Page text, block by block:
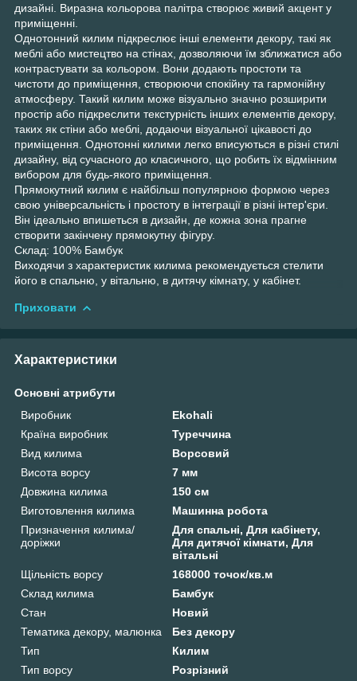
дизайні. Виразна кольорова палітра створює живий акцент у
приміщенні.
Однотонний килим підкреслює інші елементи декору, такі як
меблі або мистецтво на стінах, дозволяючи їм зближатися або
контрастувати за кольором. Вони додають простоти та
чистоти до приміщення, створюючи спокійну та гармонійну
атмосферу. Такий килим може візуально значно розширити
простір або підкреслити текстурність інших елементів декору,
таких як стіни або меблі, додаючи візуальної цікавості до
приміщення. Однотонні килими легко вписуються в різні стилі
дизайну, від сучасного до класичного, що робить їх відмінним
вибором для будь-якого приміщення.
Прямокутний килим є найбільш популярною формою через
свою універсальність і простоту в інтеграції в різні інтер'єри.
Він ідеально впишеться в дизайн, де кожна зона прагне
створити закінчену прямокутну фігуру.
Склад: 100% Бамбук
Виходячи з характеристик килима рекомендується стелити
його в спальню, у вітальню, в дитячу кімнату, у кабінет.
Приховати
Характеристики
Основні атрибути
Виробник
Ekohali
Країна виробник
Туреччина
Вид килима
Ворсовий
Висота ворсу
7 мм
Довжина килима
150 см
Виготовлення килима
Машинна робота
Призначення килима/
доріжки
Для спальні, Для кабінету,
Для дитячої кімнати, Для
вітальні
Щільність ворсу
168000 точок/кв.м
Склад килима
Бамбук
Стан
Новий
Тематика декору, малюнка
Без декору
Тип
Килим
Тип ворсу
Розрізний